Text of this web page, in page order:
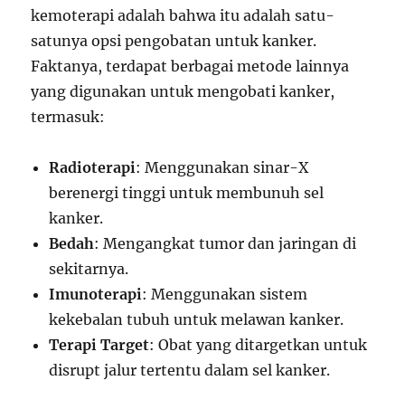
kemoterapi adalah bahwa itu adalah satu-
satunya opsi pengobatan untuk kanker.
Faktanya, terdapat berbagai metode lainnya
yang digunakan untuk mengobati kanker,
termasuk:
Radioterapi: Menggunakan sinar-X
berenergi tinggi untuk membunuh sel
kanker.
Bedah: Mengangkat tumor dan jaringan di
sekitarnya.
Imunoterapi: Menggunakan sistem
kekebalan tubuh untuk melawan kanker.
Terapi Target: Obat yang ditargetkan untuk
disrupt jalur tertentu dalam sel kanker.